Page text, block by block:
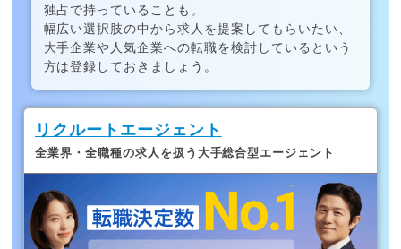
独占で持っていることも。
幅広い選択肢の中から求人を提案してもらいたい、
大手企業や人気企業への転職を検討しているという
方は登録しておきましょう。
リクルートエージェント
全業界・全職種の求人を扱う大手総合型エージェント